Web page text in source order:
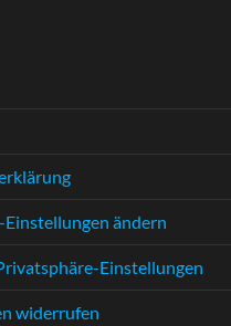
ändern
Einstellungen
widerrufen